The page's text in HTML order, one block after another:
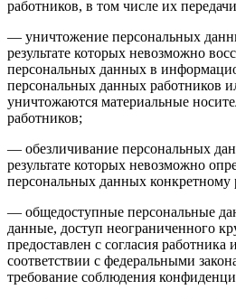
работников, в том числе их
— уничтожение персональных
результате которых невозможно
персональных данных в
персональных данных работников
уничтожаются материальные
работников;
— обезличивание персональных
результате которых невозможно
персональных данных конкретному
— общедоступные персональные
данные, доступ неограниченного
предоставлен с согласия работника
соответствии с федеральными
требование соблюдения